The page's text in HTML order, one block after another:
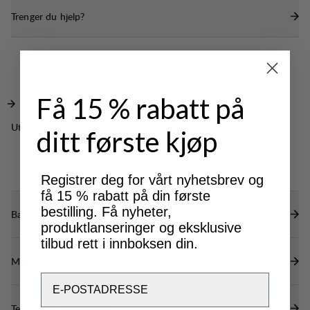
helps you store minor belongings.
The rigid sleeve adjustments helps you keep the
Trenger du hjelp?
Utmerket for
CLASSIC
TREKKING
LIGHT & TECH
TREKKING
Bærekraftsegenskaper
Materialer
Få 15 % rabatt på
ditt første kjøp
Registrer deg for vårt nyhetsbrev og
få 15 % rabatt på din første
bestilling. Få nyheter,
produktlanseringer og eksklusive
tilbud rett i innboksen din.